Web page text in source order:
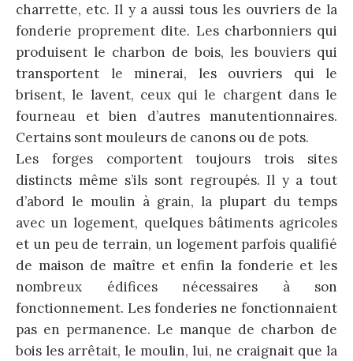
charrette, etc. Il y a aussi tous les ouvriers de la
fonderie proprement dite. Les charbonniers qui
produisent le charbon de bois, les bouviers qui
transportent le minerai, les ouvriers qui le
brisent, le lavent, ceux qui le chargent dans le
fourneau et bien d’autres manutentionnaires.
Certains sont mouleurs de canons ou de pots.
Les forges comportent toujours trois sites
distincts même s’ils sont regroupés. Il y a tout
d’abord le moulin à grain, la plupart du temps
avec un logement, quelques bâtiments agricoles
et un peu de terrain, un logement parfois qualifié
de maison de maître et enfin la fonderie et les
nombreux édifices nécessaires à son
fonctionnement. Les fonderies ne fonctionnaient
pas en permanence. Le manque de charbon de
bois les arrêtait, le moulin, lui, ne craignait que la